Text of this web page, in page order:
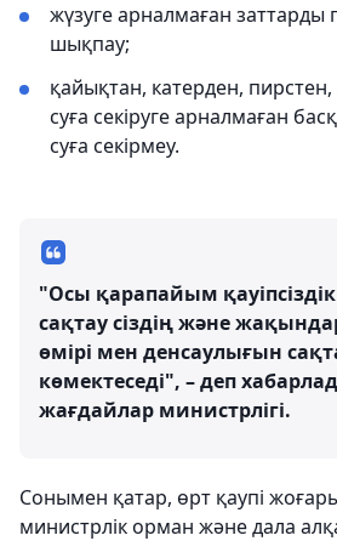
жүзуге арналмаған заттарды
шықпау;
қайықтан, катерден,
суға секіруге арналмаған
суға секірмеу.
"Осы қарапайым
сақтау сіздің және
өмірі мен денсаулығын
көмектеседі", – деп
жағдайлар министрлігі.
Сонымен қатар, өрт қаупі
министрлік орман және дала